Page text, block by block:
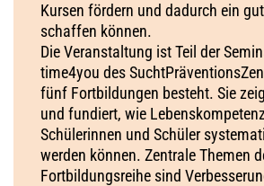
Kursen fördern und dadurch ein
schaffen können.
Die Veranstaltung ist Teil der
time4you des
fünf Fortbildungen besteht. Sie
und fundiert, wie
Schülerinnen und Schüler
werden können. Zentrale Themen
Fortbildungsreihe sind